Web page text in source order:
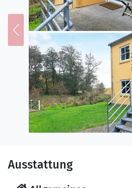
Ausstattung